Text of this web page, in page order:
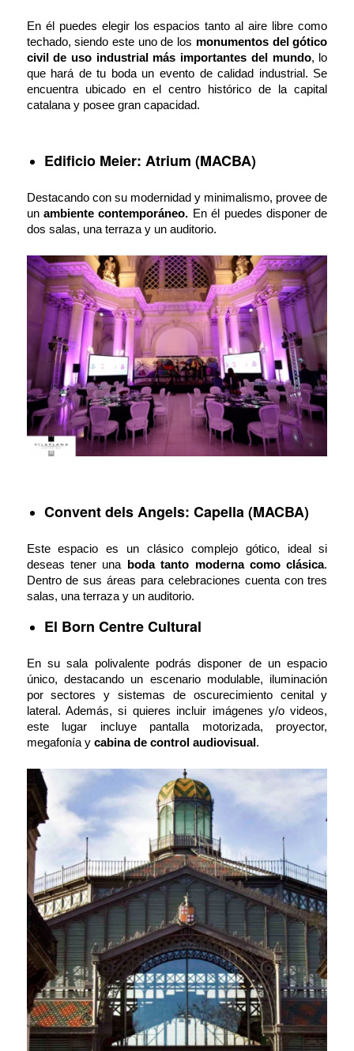
En él puedes elegir los espacios tanto al aire libre como
techado, siendo este uno de los monumentos del gótico
civil de uso industrial más importantes del mundo, lo
que hará de tu boda un evento de calidad industrial. Se
encuentra ubicado en el centro histórico de la capital
catalana y posee gran capacidad.
Edificio Meier: Atrium (MACBA)
Destacando con su modernidad y minimalismo, provee de
un ambiente contemporáneo. En él puedes disponer de
dos salas, una terraza y un auditorio.
Convent dels Angels: Capella (MACBA)
Este espacio es un clásico complejo gótico, ideal si
deseas tener una boda tanto moderna como clásica.
Dentro de sus áreas para celebraciones cuenta con tres
salas, una terraza y un auditorio.
El Born Centre Cultural
En su sala polivalente podrás disponer de un espacio
único, destacando un escenario modulable, iluminación
por sectores y sistemas de oscurecimiento cenital y
lateral. Además, si quieres incluir imágenes y/o videos,
este lugar incluye pantalla motorizada, proyector,
megafonía y cabina de control audiovisual.